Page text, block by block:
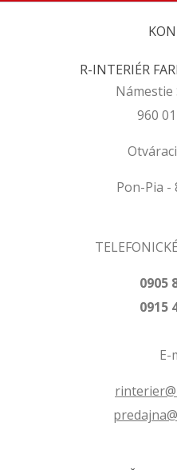
R-INTERIÉR
Námestie
960
Pon-Pia -
0905
0915
E-